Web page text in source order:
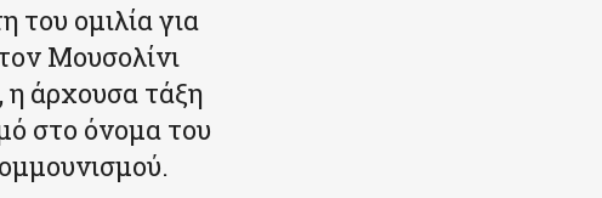
ομιλία για
Μουσολίνι
η άρχουσα τάξη
στο όνομα του